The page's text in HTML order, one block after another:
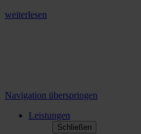
weiterlesen
Navigation überspringen
Leistungen
Schließen